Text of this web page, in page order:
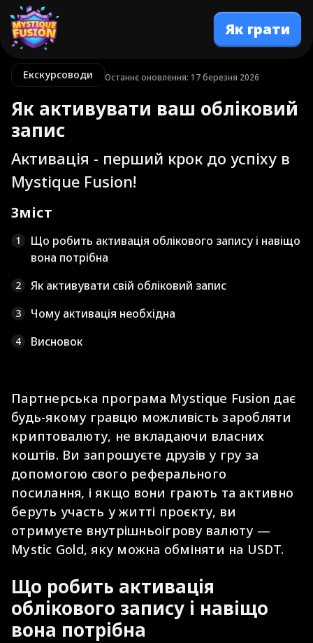
Як грати
Екскурсоводи Останнє оновлення: 17 березня 2026
Як активувати ваш обліковий
запис
Активація - перший крок до успіху в
Mystique Fusion!
Зміст
1
Що робить активація облікового запису і навіщо
вона потрібна
2 Як активувати свій обліковий запис
3 Чому активація необхідна
4 Висновок
Партнерська програма Mystique Fusion дає
будь-якому гравцю можливість заробляти
криптовалюту, не вкладаючи власних
коштів. Ви запрошуєте друзів у гру за
допомогою свого реферального
посилання, і якщо вони грають та активно
беруть участь у житті проєкту, ви
отримуєте внутрішньоігрову валюту —
Mystic Gold, яку можна обміняти на USDT.
Що робить активація
облікового запису і навіщо
вона потрібна